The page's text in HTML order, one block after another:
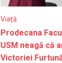
Viață
Prodecana
USM neagă că
Victoriei